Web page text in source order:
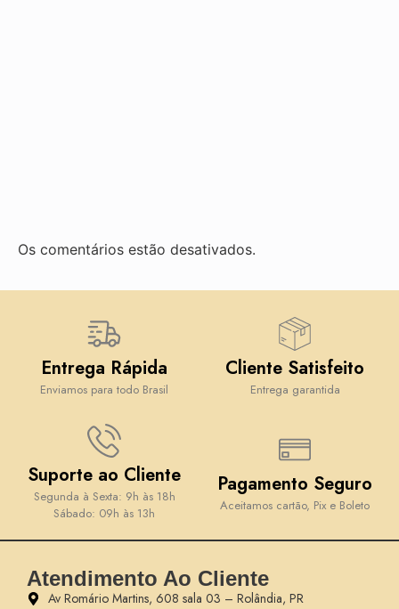
Os comentários estão desativados.
Entrega Rápida
Enviamos para todo Brasil
Cliente Satisfeito
Entrega garantida
Suporte ao Cliente
Segunda à Sexta: 9h às 18h
Sábado: 09h às 13h
Pagamento Seguro
Aceitamos cartão, Pix e Boleto
Atendimento Ao Cliente
Av Romário Martins, 608 sala 03 – Rolândia, PR